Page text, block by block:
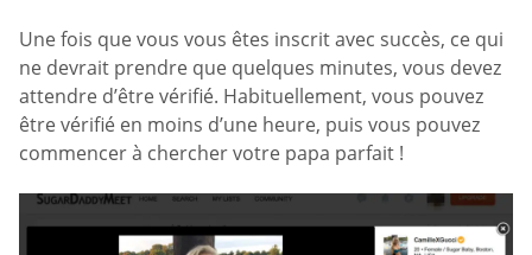
Une fois que vous vous êtes inscrit avec succès, ce qui
ne devrait prendre que quelques minutes, vous devez
attendre d’être vérifié. Habituellement, vous pouvez
être vérifié en moins d’une heure, puis vous pouvez
commencer à chercher votre papa parfait !